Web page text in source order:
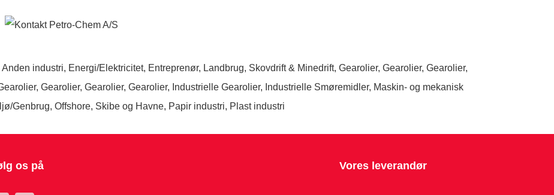
Anden industri, Energi/Elektricitet, Entreprenør, Landbrug, Skovdrift & Minedrift, Gearolier, Gearolier, Gearolier,
, Gearolier, Gearolier, Gearolier, Industrielle Gearolier, Industrielle Smøremidler, Maskin- og mekanisk
Genbrug, Offshore, Skibe og Havne, Papir industri, Plast industri
os på Vores leverandør